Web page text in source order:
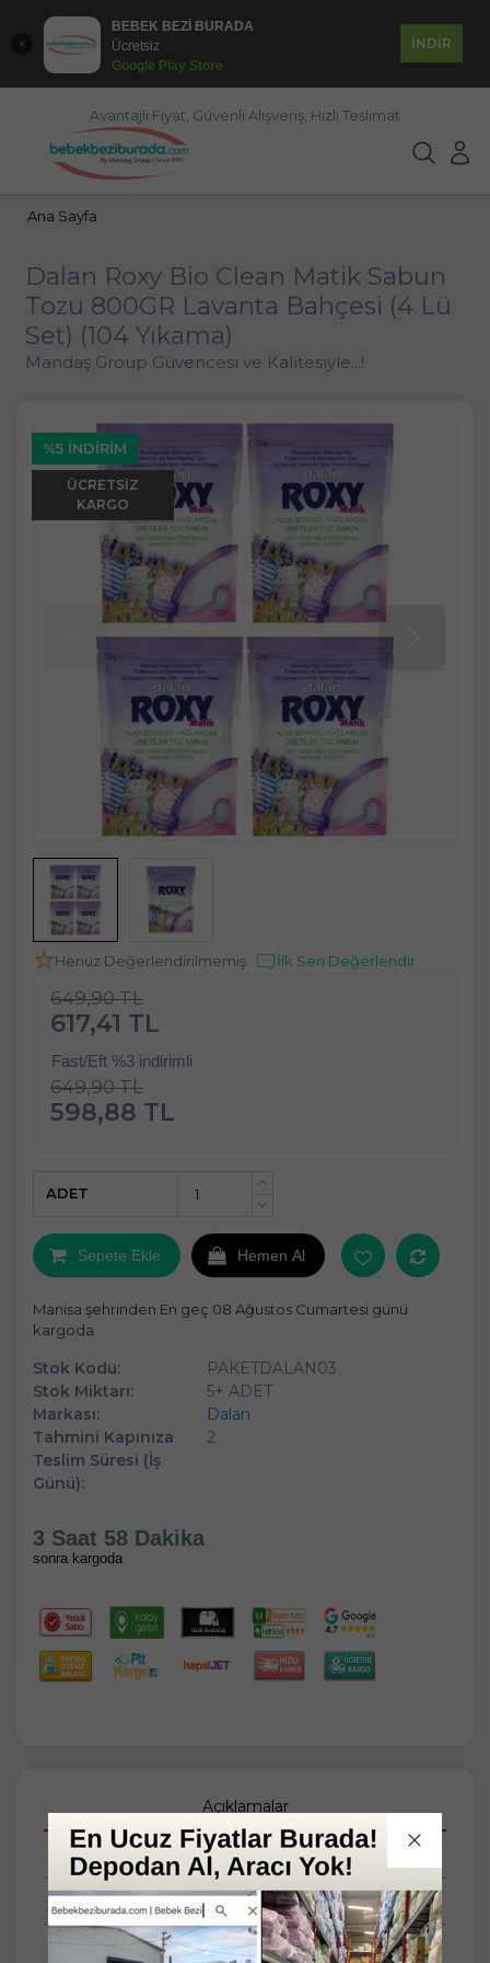
BEBEK BEZİ BURADA
Ücretsiz
Google Play Store
İNDİR
Avantajlı Fiyat, Güvenli Alışveriş, Hızlı Teslimat
Ana Sayfa
Dalan Roxy Bio Clean Matik Sabun
Tozu 800GR Lavanta Bahçesi (4 Lü
Set) (104 Yıkama)
Mandaş Group Güvencesi ve Kalitesiyle...!
%5 İNDIRIM
ÜCRETSIZ
KARGO
Henüz Değerlendirilmemiş İlk Sen Değerlendir
649,90 TL
617,41 TL
Fast/Eft %3 indirimli
649,90 TL
598,88 TL
+
ADET
Sepete Ekle Hemen Al
Manisa şehrinden En geç 08 Ağustos Cumartesi günü
kargoda
Stok Kodu:
PAKETDALAN03
Stok Miktarı:
5+ ADET
Markası:
Dalan
Tahmini Kapınıza
Teslim Süresi (İş
Günü):
2
3 Saat 58 Dakika
sonra kargoda
Açıklamalar
Taksit Seçenekleri
Tüm Yorumlar
Tüm Sorular